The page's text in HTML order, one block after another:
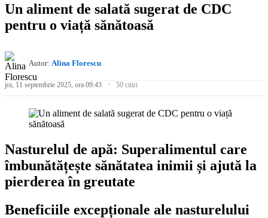
Un aliment de salată sugerat de CDC
pentru o viață sănătoasă
Autor: Alina Florescu
joi, 11 septembrie 2025, ora 09:43 50 citiri
Nasturelul de apă: Superalimentul care
îmbunătățește sănătatea inimii și ajută la
pierderea în greutate
Beneficiile excepționale ale nasturelului